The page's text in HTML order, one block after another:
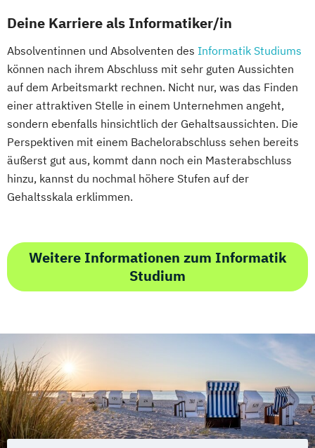
Deine Karriere als Informatiker/in
Absolventinnen und Absolventen des Informatik Studiums
können nach ihrem Abschluss mit sehr guten Aussichten
auf dem Arbeitsmarkt rechnen. Nicht nur, was das Finden
einer attraktiven Stelle in einem Unternehmen angeht,
sondern ebenfalls hinsichtlich der Gehaltsaussichten. Die
Perspektiven mit einem Bachelorabschluss sehen bereits
äußerst gut aus, kommt dann noch ein Masterabschluss
hinzu, kannst du nochmal höhere Stufen auf der
Gehaltsskala erklimmen.
Weitere Informationen zum Informatik
Studium